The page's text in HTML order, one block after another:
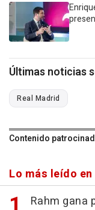
Últimas noticias
Real Madrid
Contenido
Lo más leído
Rahm gana